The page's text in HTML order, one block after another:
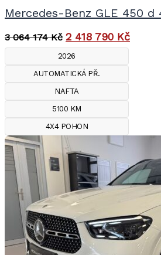
Mercedes-Benz GLE 450 d
3 064 174Kč 2 418 790 Kč
2026
AUTOMATICKÁ PŘ.
NAFTA
5100 KM
4X4 POHON